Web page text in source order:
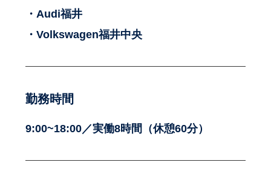
・Audi福井
・Volkswagen福井中央
勤務時間
9:00~18:00／実働8時間（休憩60分）